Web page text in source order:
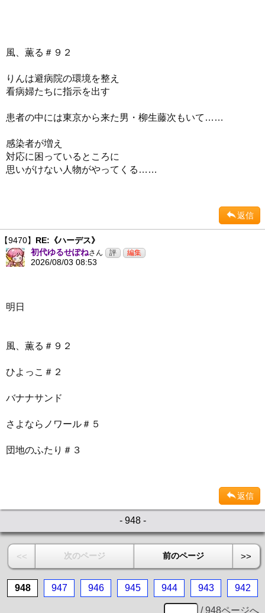
風、薫る＃９２
りんは避病院の環境を整え
看病婦たちに指示を出す
患者の中には東京から来た男・柳生藤次もいて……
感染者が増え
対応に困っているところに
思いがけない人物がやってくる……
返信
【9470】 RE:《ハーデス》
初代ゆるせぽねさん
2026/08/03 08:53
明日
風、薫る＃９２
ひよっこ＃２
バナナサンド
さよならノワール＃５
団地のふたり＃３
返信
- 948 -
<< 次のページ 前のページ >>
948 947 946 945 944 943 942
/ 948ページへ